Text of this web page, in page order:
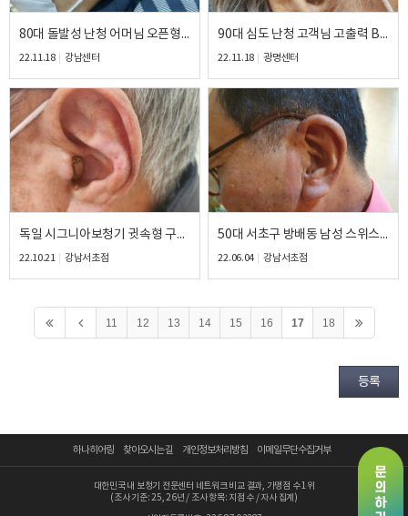
80대 돌발성 난청 어머님 오픈형 보청기 착용 만족 후기
22.11.18 강남센터
90대 심도 난청 고객님 고출력 BTE 보청기 만족 후기
22.11.18 광명센터
독일 시그니아보청기 귓속형 구매 후기
22.10.21 강남서초점
50대 서초구 방배동 남성 스위스 포낙보청기 사용 후기
22.06.04 강남서초점
11 12 13 14 15 16 17 18
등록
하나히어링 찾아오시는 길 개인정보처리방침 이메일무단수집거부
대한민국 내 보청기 전문센터 네트워크 비교 결과, 가맹점 수 1위
(조사 기준: 25, 26년 / 조사 항목: 지점 수 / 자사 집계)